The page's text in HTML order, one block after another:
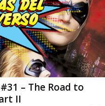
– The Road to
II